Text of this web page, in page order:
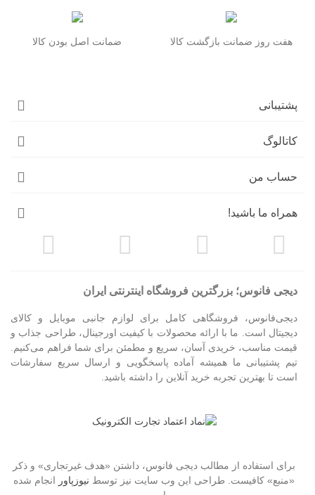
هفت روز ضمانت بازگشت کالا ضمانت اصل بودن کالا
پشتیبانی
کاتالوگ
حساب من
همراه ما باشید!
دیجی فانوس؛ بزرگترین فروشگاه اینترنتی ایران
دیجی‌فانوس، فروشگاهی کامل برای لوازم جانبی موبایل و کالای
دیجیتال است. ما با ارائه محصولات با کیفیت اورجینال، طراحی جذاب و
قیمت مناسب، خریدی آسان، سریع و مطمئن برای شما فراهم می‌کنیم.
تیم پشتیبانی ما همیشه آماده پاسخگویی و ارسال سریع سفارشات
است تا بهترین تجربه خرید آنلاین را داشته باشید.
برای استفاده از مطالب دیجی فانوس، داشتن «هدف غیرتجاری» و ذکر
«منبع» کافیست. طراحی این وب سایت نیز توسط نیوزپاور انجام شده